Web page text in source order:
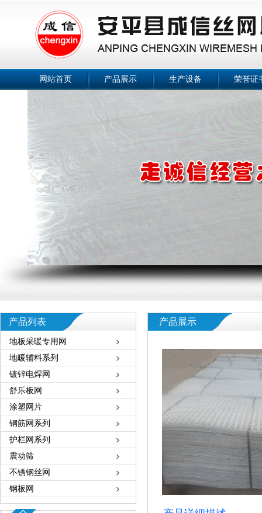
网站首页 产品展示 生产设备 荣誉证
产品列表
地板采暖专用网
地暖辅料系列
镀锌电焊网
舒乐板网
涂塑网片
钢筋网系列
护栏网系列
震动筛
不锈钢丝网
钢板网
产品展示